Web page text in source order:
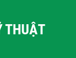
THUẬT